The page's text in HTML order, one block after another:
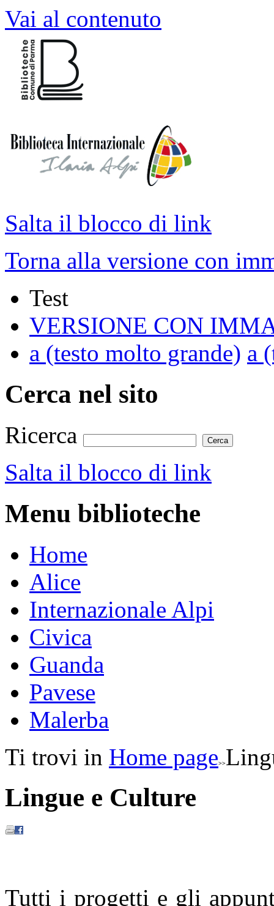
Vai al contenuto
Salta il blocco di link
Torna alla versione con
Test
VERSIONE CON
a (testo molto grande) a
Cerca nel sito
Ricerca
Salta il blocco di link
Menu biblioteche
Home
Alice
Internazionale Alpi
Civica
Guanda
Pavese
Malerba
Ti trovi in Home page
Lingue e Culture
Tutti i progetti e gli